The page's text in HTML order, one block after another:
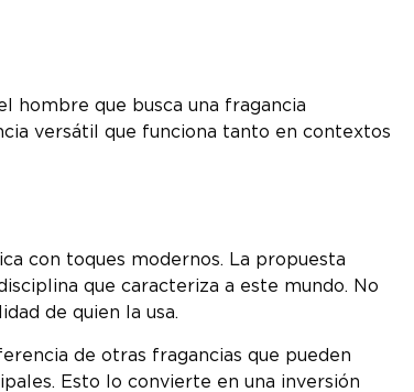
hombre que busca una fragancia
versátil que funciona tanto en contextos
con toques modernos. La propuesta
que caracteriza a este mundo. No
de quien la usa.
de otras fragancias que pueden
Esto lo convierte en una inversión